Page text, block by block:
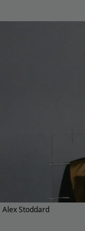
Alex Stoddard